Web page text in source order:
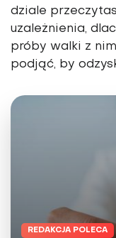
dziale
uzależnienia,
próby walki z
podjąć, by
REDAKCJA POLECA
Herbaty